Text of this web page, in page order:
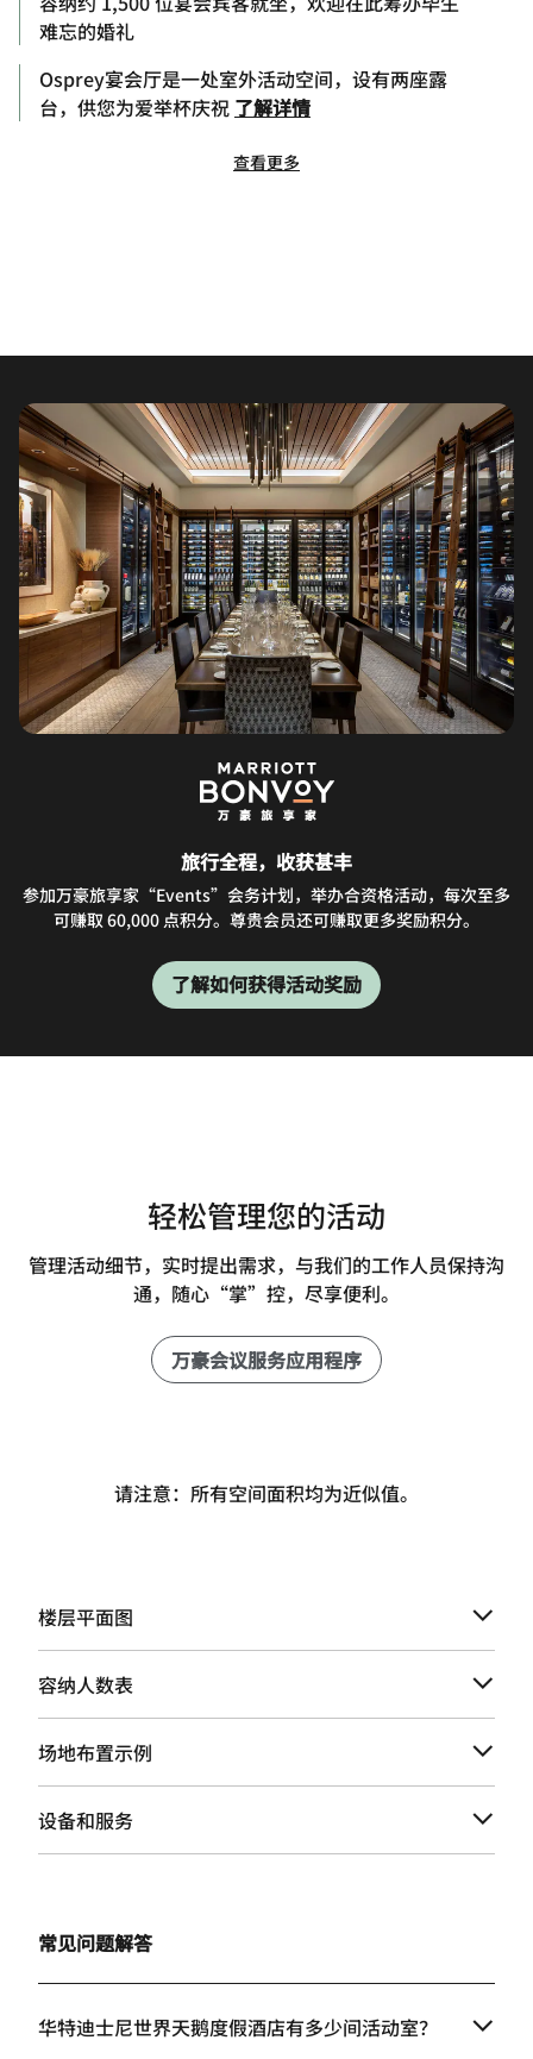
难忘的婚礼
Osprey宴会厅是一处室外活动空间，设有两座露
台，供您为爱举杯庆祝 了解详情
查看更多
旅行全程，收获甚丰
参加万豪旅享家“Events”会务计划，举办合资格活动，每次至多
可赚取 60,000 点积分。尊贵会员还可赚取更多奖励积分。
了解如何获得活动奖励
轻松管理您的活动
管理活动细节，实时提出需求，与我们的工作人员保持沟
通，随心“掌”控，尽享便利。
万豪会议服务应用程序
请注意：所有空间面积均为近似值。
楼层平面图
容纳人数表
场地布置示例
设备和服务
常见问题解答
华特迪士尼世界天鹅度假酒店有多少间活动室？